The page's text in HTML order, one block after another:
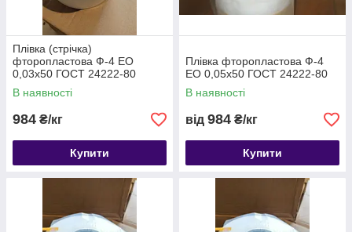
Плівка (стрічка)
фторопластова Ф-4 ЕО
0,03х50 ГОСТ 24222-80
В наявності
984 ₴/кг
Купити
Плівка фторопластова Ф-4
ЕО 0,05х50 ГОСТ 24222-80
В наявності
від 984 ₴/кг
Купити